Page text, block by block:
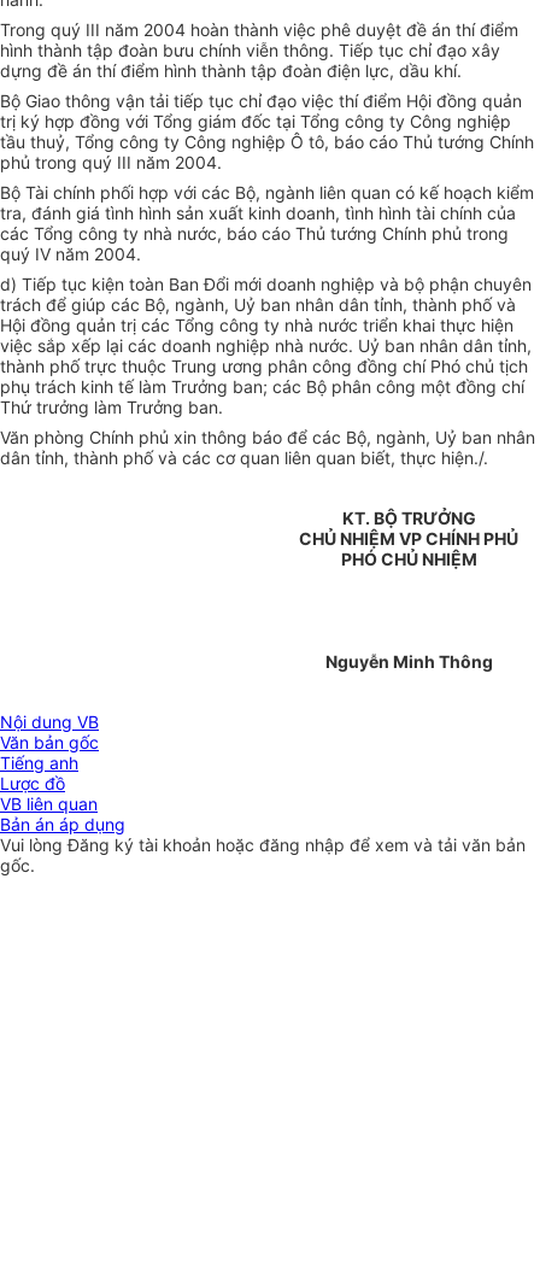
Trong quý III năm 2004 hoàn thành việc phê duyệt đề án thí điểm
hình thành tập đoàn bưu chính viễn thông. Tiếp tục chỉ đạo xây
dựng đề án thí điểm hình thành tập đoàn điện lực, dầu khí.
Bộ Giao thông vận tải tiếp tục chỉ đạo việc thí điểm Hội đồng quản
trị ký hợp đồng với Tổng giám đốc tại Tổng công ty Công nghiệp
tầu thuỷ, Tổng công ty Công nghiệp Ô tô, báo cáo Thủ tướng Chính
phủ trong quý III năm 2004.
Bộ Tài chính phối hợp với các Bộ, ngành liên quan có kế hoạch kiểm
tra, đánh giá tình hình sản xuất kinh doanh, tình hình tài chính của
các Tổng công ty nhà nước, báo cáo Thủ tướng Chính phủ trong
quý IV năm 2004.
d) Tiếp tục kiện toàn Ban Đổi mới doanh nghiệp và bộ phận chuyên
trách để giúp các Bộ, ngành, Uỷ ban nhân dân tỉnh, thành phố và
Hội đồng quản trị các Tổng công ty nhà nước triển khai thực hiện
việc sắp xếp lại các doanh nghiệp nhà nước. Uỷ ban nhân dân tỉnh,
thành phố trực thuộc Trung ương phân công đồng chí Phó chủ tịch
phụ trách kinh tế làm Trưởng ban; các Bộ phân công một đồng chí
Thứ trưởng làm Trưởng ban.
Văn phòng Chính phủ xin thông báo để các Bộ, ngành, Uỷ ban nhân
dân tỉnh, thành phố và các cơ quan liên quan biết, thực hiện./.
KT. BỘ TRƯỞNG
CHỦ NHIỆM VP CHÍNH PHỦ
PHÓ CHỦ NHIỆM
Nguyễn Minh Thông
Nội dung VB
Văn bản gốc
Tiếng anh
Lược đồ
VB liên quan
Bản án áp dụng
Vui lòngĐăng ký tài khoản hoặc đăng nhập để xem và tải văn bản
gốc.